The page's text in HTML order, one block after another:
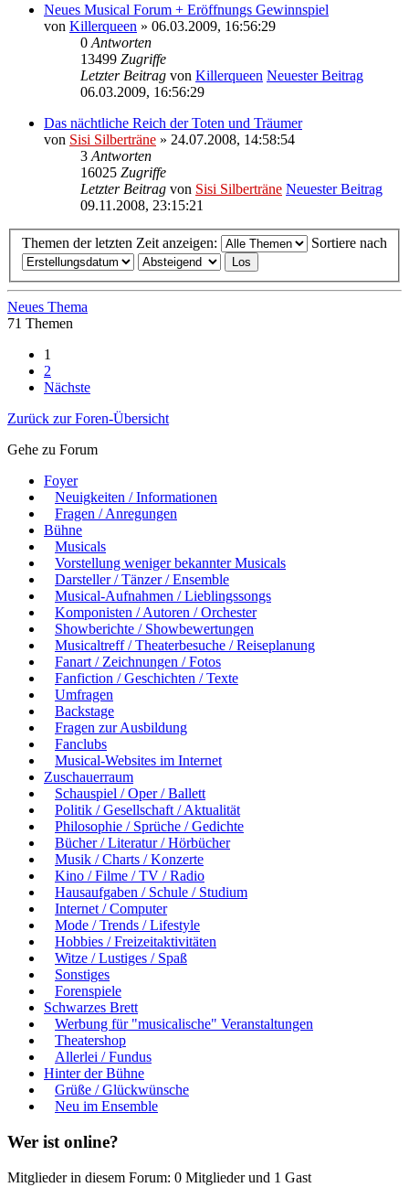
Neues Musical Forum + Eröffnungs Gewinnspiel
von Killerqueen » 06.03.2009, 16:56:29
0 Antworten
13499 Zugriffe
Letzter Beitrag von Killerqueen Neuester Beitrag
06.03.2009, 16:56:29
Das nächtliche Reich der Toten und Träumer
von Sisi Silberträne » 24.07.2008, 14:58:54
3 Antworten
16025 Zugriffe
Letzter Beitrag von Sisi Silberträne Neuester Beitrag
09.11.2008, 23:15:21
Themen der letzten Zeit anzeigen: Sortiere nach
Neues Thema
71 Themen
1
2
Nächste
Zurück zur Foren-Übersicht
Gehe zu Forum
Foyer
Neuigkeiten / Informationen
Fragen / Anregungen
Bühne
Musicals
Vorstellung weniger bekannter Musicals
Darsteller / Tänzer / Ensemble
Musical-Aufnahmen / Lieblingssongs
Komponisten / Autoren / Orchester
Showberichte / Showbewertungen
Musicaltreff / Theaterbesuche / Reiseplanung
Fanart / Zeichnungen / Fotos
Fanfiction / Geschichten / Texte
Umfragen
Backstage
Fragen zur Ausbildung
Fanclubs
Musical-Websites im Internet
Zuschauerraum
Schauspiel / Oper / Ballett
Politik / Gesellschaft / Aktualität
Philosophie / Sprüche / Gedichte
Bücher / Literatur / Hörbücher
Musik / Charts / Konzerte
Kino / Filme / TV / Radio
Hausaufgaben / Schule / Studium
Internet / Computer
Mode / Trends / Lifestyle
Hobbies / Freizeitaktivitäten
Witze / Lustiges / Spaß
Sonstiges
Forenspiele
Schwarzes Brett
Werbung für "musicalische" Veranstaltungen
Theatershop
Allerlei / Fundus
Hinter der Bühne
Grüße / Glückwünsche
Neu im Ensemble
Wer ist online?
Mitglieder in diesem Forum: 0 Mitglieder und 1 Gast